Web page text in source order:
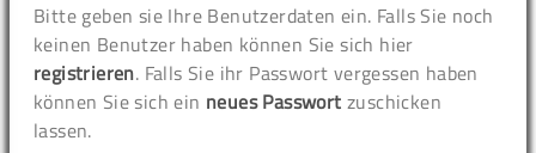
Bitte geben sie Ihre Benutzerdaten ein. Falls Sie noch
keinen Benutzer haben können Sie sich hier
registrieren. Falls Sie ihr Passwort vergessen haben
können Sie sich ein neues Passwort zuschicken
lassen.